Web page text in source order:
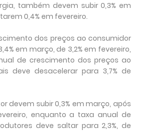
também devem subir 0,3% em
0,4% em fevereiro.
dos preços ao consumidor
em março, de 3,2% em fevereiro,
de crescimento dos preços ao
deve desacelerar para 3,7% de
devem subir 0,3% em março, após
enquanto a taxa anual de
deve saltar para 2,3%, de